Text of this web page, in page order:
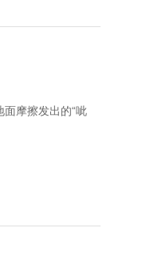
摩擦发出的“呲